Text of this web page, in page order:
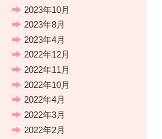
2023年10月
2023年8月
2023年4月
2022年12月
2022年11月
2022年10月
2022年4月
2022年3月
2022年2月